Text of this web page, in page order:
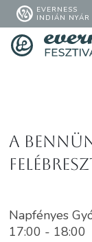
EVERNESS
INDIÁN NYÁR
A
Napfényes
17:00 - 18:00